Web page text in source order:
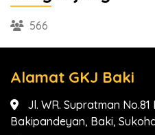
566
Alamat GKJ Baki
Jl. WR. Supratman
Bakipandeyan, Baki,